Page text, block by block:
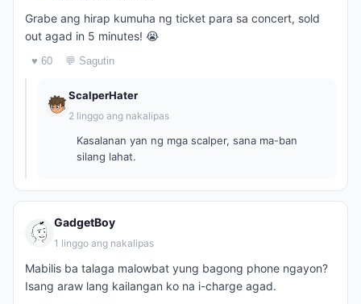
Grabe ang hirap kumuha ng ticket para sa concert, sold
out agad in 5 minutes! 😭
♥ 60 💬 Sagutin
ScalperHater
2 linggo ang nakalipas
Kasalanan yan ng mga scalper, sana ma-ban
silang lahat.
GadgetBoy
1 linggo ang nakalipas
Mabilis ba talaga malowbat yung bagong phone ngayon?
Isang araw lang kailangan ko na i-charge agad.